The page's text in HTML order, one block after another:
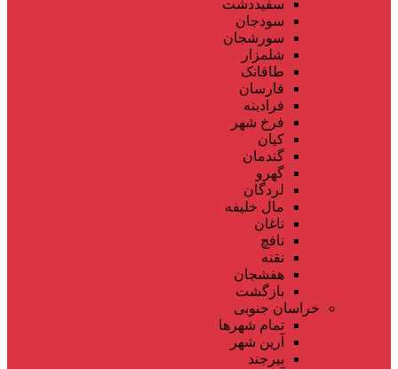
سفیددشت
سودجان
سورشجان
شلمزار
طاقانک
فارسان
فرادبنه
فرخ شهر
کیان
گندمان
گهرو
لردگان
مال خلیفه
ناغان
نافچ
نقنه
هفشجان
بازگشت
خراسان جنوبی
تمام شهر‌ها
آرین شهر
بیرجند